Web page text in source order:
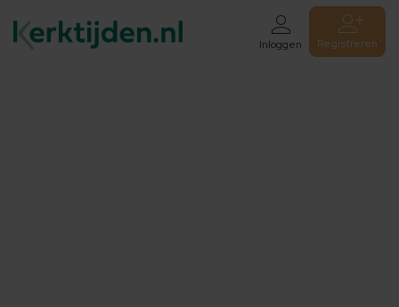
Inloggen Registreren